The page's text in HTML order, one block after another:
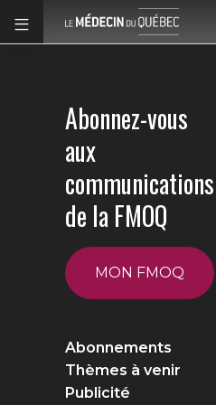
Abonnez-vous
aux
communications
de la FMOQ
MON FMOQ
Abonnements
Thèmes à venir
Publicité